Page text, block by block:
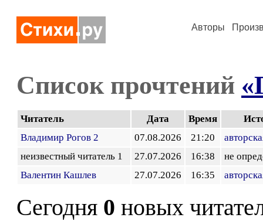
Авторы
Список прочтений
Читатель Дата Время
Владимир Рогов 2
07.08.2026 21:20
неизвестный читатель 1
27.07.2026 16:38
не
Валентин Кашлев
27.07.2026 16:35
Сегодня 0 новых